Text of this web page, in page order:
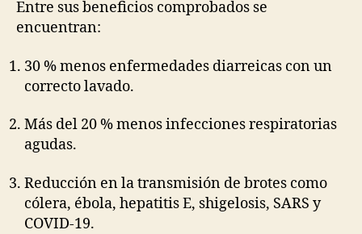
Entre sus beneficios comprobados se
encuentran:
30 % menos enfermedades diarreicas con un
correcto lavado.
Más del 20 % menos infecciones respiratorias
agudas.
Reducción en la transmisión de brotes como
cólera, ébola, hepatitis E, shigelosis, SARS y
COVID-19.